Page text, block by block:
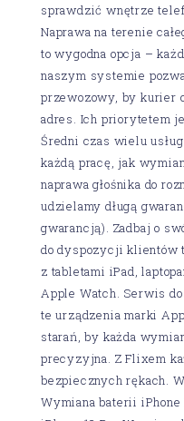
sprawdzić wnętrze
Naprawa na terenie
to wygodna opcja –
naszym systemie
przewozowy, by kurier
adres. Ich priorytetem
Średni czas wielu
każdą pracę, jak
naprawa głośnika do
udzielamy długą
gwarancją). Zadbaj o
do dyspozycji klientów
z tabletami iPad,
Apple Watch. Serwis
te urządzenia marki
starań, by każda
precyzyjna. Z Flixem
bezpiecznych rękach.
Wymiana baterii